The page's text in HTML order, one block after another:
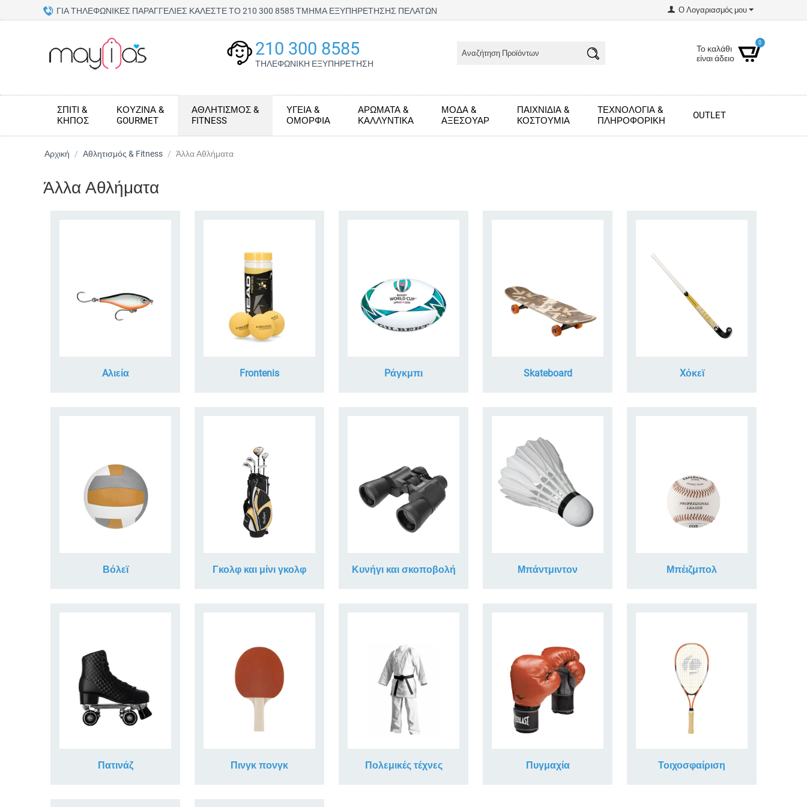
ΓΙΑ ΤΗΛΕΦΩΝΙΚΕΣ ΠΑΡΑΓΓΕΛΙΕΣ ΚΑΛΕΣΤΕ ΤΟ 210 300 8585 ΤΜΗΜΑ ΕΞΥΠΗΡΕΤΗΣΗΣ ΠΕΛΑΤΩΝ Ο Λογαριασμός μου
210 300 8585
ΤΗΛΕΦΩΝΙΚΗ ΕΞΥΠΗΡΕΤΗΣΗ
Το καλάθι
είναι άδειο
0
ΣΠΊΤΙ &
ΚΉΠΟΣ
ΚΟΥΖΊΝΑ &
GOURMET
ΑΘΛΗΤΙΣΜΌΣ &
FITNESS
ΥΓΕΊΑ &
ΟΜΟΡΦΙΆ
ΑΡΏΜΑΤΑ &
ΚΑΛΛΥΝΤΙΚΆ
ΜΌΔΑ &
ΑΞΕΣΟΥΆΡ
ΠΑΙΧΝΊΔΙΑ &
KΟΣΤΟΎΜΙΑ
ΤΕΧΝΟΛΟΓΊΑ &
ΠΛΗΡΟΦΟΡΙΚΉ
OUTLET
Αρχική / Αθλητισμός & Fitness / Άλλα Αθλήματα
Άλλα Αθλήματα
Aλιεία Frontenis Pάγκμπι Skateboard Xόκεϊ
Βόλεϊ Γκολφ και μίνι γκολφ Κυνήγι και σκοποβολή Μπάντμιντον Μπέιζμπολ
Πατινάζ Πινγκ πονγκ Πολεμικές τέχνες Πυγμαχία Τοιχοσφαίριση